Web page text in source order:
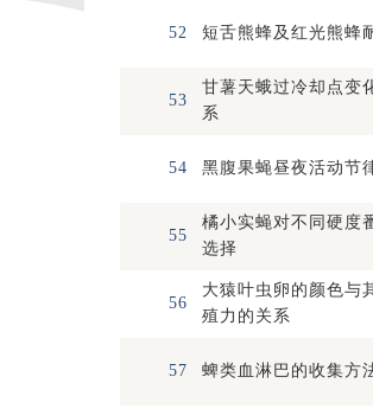
52 短舌熊蜂及红光熊蜂
53
甘薯天蛾过冷却点变
系
54 黑腹果蝇昼夜活动节
55
橘小实蝇对不同硬度
选择
56
大猿叶虫卵的颜色与
殖力的关系
57 蜱类血淋巴的收集方